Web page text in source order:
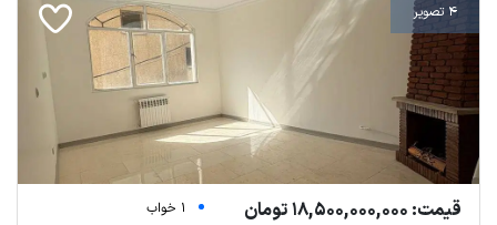
4 تصویر
قیمت: 18,500,000,000 تومان
1 خواب